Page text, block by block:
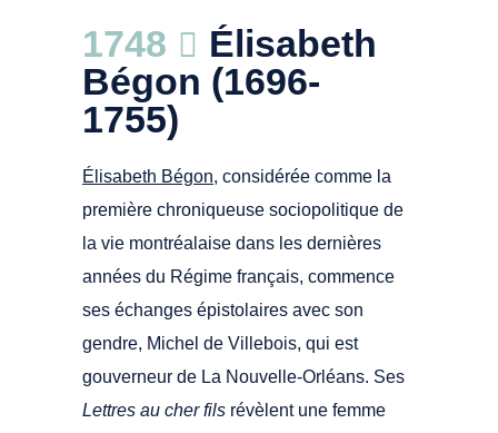
1748
Élisabeth
Bégon (1696-
1755)
Élisabeth Bégon, considérée comme la
première chroniqueuse sociopolitique de
la vie montréalaise dans les dernières
années du Régime français, commence
ses échanges épistolaires avec son
gendre, Michel de Villebois, qui est
gouverneur de La Nouvelle-Orléans. Ses
Lettres au cher fils révèlent une femme